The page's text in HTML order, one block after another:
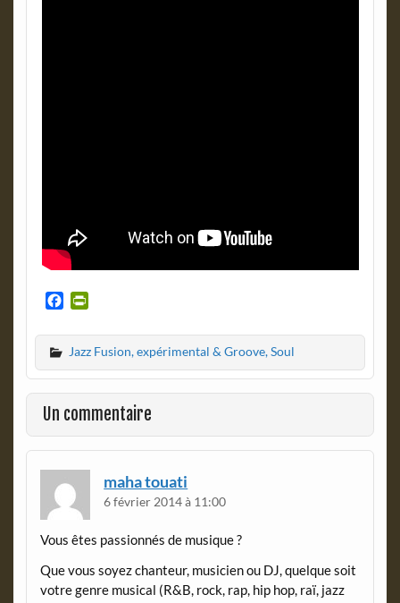
c
e
b
o
o
k
i
n
t
F
r
i
Jazz Fusion, expérimental & Groove, Soul
Un commentaire
maha touati
6 février 2014 à 11:00
Vous êtes passionnés de musique ?
Que vous soyez chanteur, musicien ou DJ, quelque soit
votre genre musical (R&B, rock, rap, hip hop, raï, jazz